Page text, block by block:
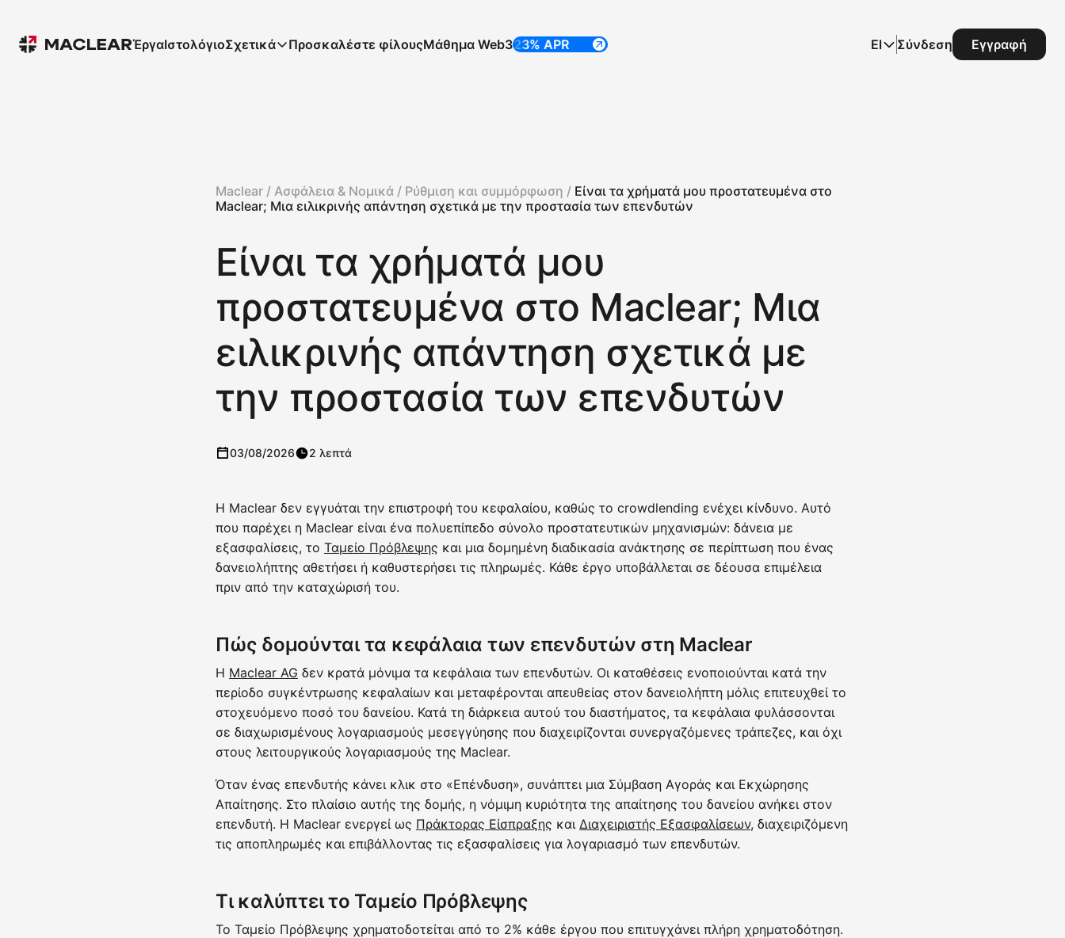
ΈργαΙστολόγιοΣχετικά Προσκαλέστε φίλουςΜάθημα Web3
ΈΩΣ 23% APR ΈΩΣ 23% APR El Σύνδεση Εγγραφή
Maclear / Ασφάλεια & Νομικά / Ρύθμιση και συμμόρφωση / Είναι τα χρήματά μου προστατευμένα στο
Maclear; Μια ειλικρινής απάντηση σχετικά με την προστασία των επενδυτών
Είναι τα χρήματά μου
προστατευμένα στο Maclear; Μια
ειλικρινής απάντηση σχετικά με
την προστασία των επενδυτών
03/08/2026 2 λεπτά
Η Maclear δεν εγγυάται την επιστροφή του κεφαλαίου, καθώς το crowdlending ενέχει κίνδυνο. Αυτό
που παρέχει η Maclear είναι ένα πολυεπίπεδο σύνολο προστατευτικών μηχανισμών: δάνεια με
εξασφαλίσεις, το Ταμείο Πρόβλεψης και μια δομημένη διαδικασία ανάκτησης σε περίπτωση που ένας
δανειολήπτης αθετήσει ή καθυστερήσει τις πληρωμές. Κάθε έργο υποβάλλεται σε δέουσα επιμέλεια
πριν από την καταχώρισή του.
Πώς δομούνται τα κεφάλαια των επενδυτών στη Maclear
Η Maclear AG δεν κρατά μόνιμα τα κεφάλαια των επενδυτών. Οι καταθέσεις ενοποιούνται κατά την
περίοδο συγκέντρωσης κεφαλαίων και μεταφέρονται απευθείας στον δανειολήπτη μόλις επιτευχθεί το
στοχευόμενο ποσό του δανείου. Κατά τη διάρκεια αυτού του διαστήματος, τα κεφάλαια φυλάσσονται
σε διαχωρισμένους λογαριασμούς μεσεγγύησης που διαχειρίζονται συνεργαζόμενες τράπεζες, και όχι
στους λειτουργικούς λογαριασμούς της Maclear.
Όταν ένας επενδυτής κάνει κλικ στο «Επένδυση», συνάπτει μια Σύμβαση Αγοράς και Εκχώρησης
Απαίτησης. Στο πλαίσιο αυτής της δομής, η νόμιμη κυριότητα της απαίτησης του δανείου ανήκει στον
επενδυτή. Η Maclear ενεργεί ως Πράκτορας Είσπραξης και Διαχειριστής Εξασφαλίσεων, διαχειριζόμενη
τις αποπληρωμές και επιβάλλοντας τις εξασφαλίσεις για λογαριασμό των επενδυτών.
Τι καλύπτει το Ταμείο Πρόβλεψης
Το Ταμείο Πρόβλεψης χρηματοδοτείται από το 2% κάθε έργου που επιτυγχάνει πλήρη χρηματοδότηση.